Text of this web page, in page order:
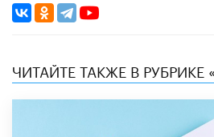
ЧИТАЙТЕ ТАКЖЕ В РУБРИКЕ